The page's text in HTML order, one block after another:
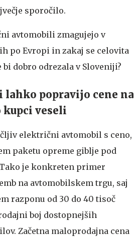
sporočilo.
avtomobili zmagujejo v
po Evropi in zakaj se celovita
dobro odrezala v Sloveniji?
popravijo cene na
kupci veseli
električni avtomobil s ceno,
paketu opreme giblje pod
je konkreten primer
na avtomobilskem trgu, saj
razponu od 30 do 40 tisoč
boj dostopnejših
Začetna maloprodajna cena